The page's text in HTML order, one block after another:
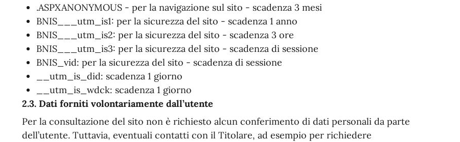
.ASPXANONYMOUS - per la navigazione sul sito - scadenza 3 mesi
BNIS___utm_is1: per la sicurezza del sito - scadenza 1 anno
BNIS___utm_is2: per la sicurezza del sito - scadenza 3 ore
BNIS___utm_is3: per la sicurezza del sito - scadenza di sessione
BNIS_vid: per la sicurezza del sito - scadenza di sessione
__utm_is_did: scadenza 1 giorno
__utm_is_wdck: scadenza 1 giorno
2.3. Dati forniti volontariamente dall’utente
Per la consultazione del sito non è richiesto alcun conferimento di dati personali da parte
dell’utente. Tuttavia, eventuali contatti con il Titolare, ad esempio per richiedere